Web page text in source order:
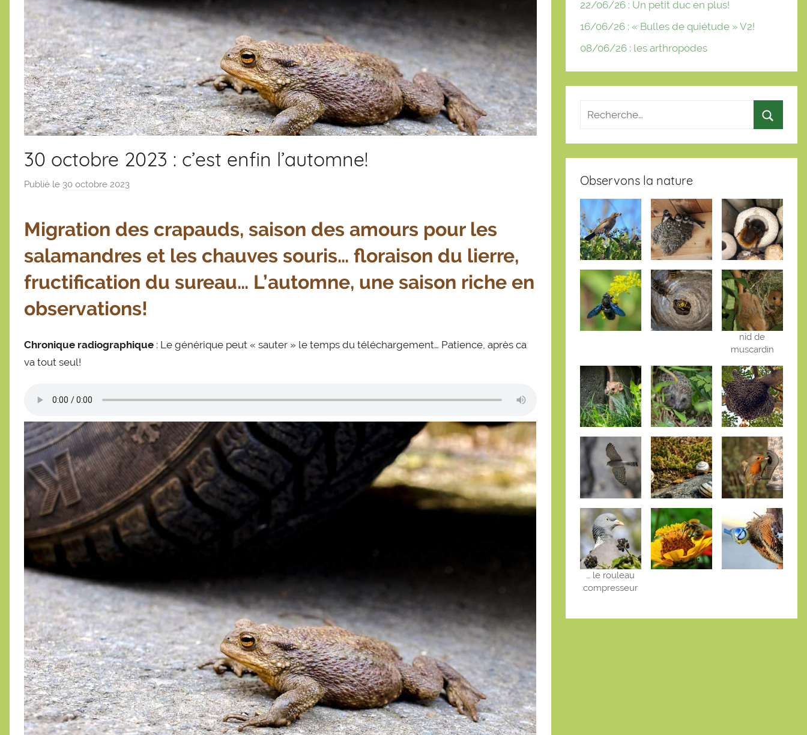
30 octobre 2023 : c’est enfin l’automne!
Publié le 30 octobre 2023
S
b
a
t
e
Migration des crapauds, saison des amours pour les
salamandres et les chauves souris… floraison du lierre,
fructification du sureau… L’automne, une saison riche en
observations!
Chronique radiographique : Le générique peut « sauter » le temps du téléchargement… Patience, après ca
va tout seul!
22/06/26 : Un petit duc en plus!
16/06/26 : « Bulles de quiétude » V2!
08/06/26 : les arthropodes
Observons la nature
nid de
muscardin
… le rouleau
compresseur